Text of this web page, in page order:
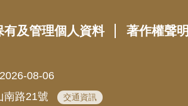
有及管理個人資料 著作權聲明
2026-08-06
南路21號
交通資訊